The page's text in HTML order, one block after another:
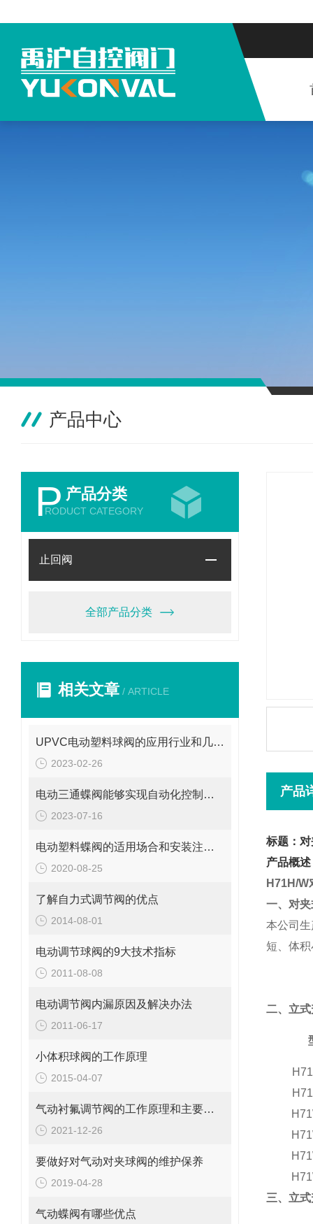
产品中心
P 产品分类
RODUCT CATEGORY
止回阀
全部产品分类
相关文章 / ARTICLE
UPVC电动塑料球阀的应用行业和几大优点说明
2023-02-26
电动三通蝶阀能够实现自动化控制和远程操作
2023-07-16
电动塑料蝶阀的适用场合和安装注意事项
2020-08-25
了解自力式调节阀的优点
2014-08-01
电动调节球阀的9大技术指标
2011-08-08
电动调节阀内漏原因及解决办法
2011-06-17
小体积球阀的工作原理
2015-04-07
气动衬氟调节阀的工作原理和主要特点是怎样的
2021-12-26
要做好对气动对夹球阀的维护保养
2019-04-28
气动蝶阀有哪些优点
产品
标题：
产品概述
H71H/W
一、对
本公司
短、体
二、立
三、立